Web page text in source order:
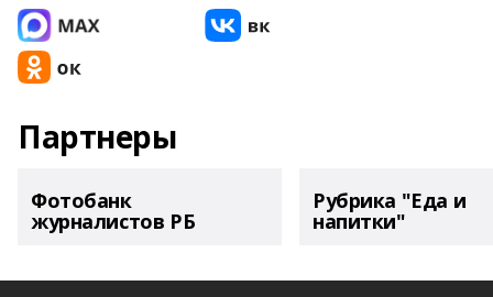
Партнеры
Фотобанк
журналистов РБ
Рубрика "Еда и
напитки"